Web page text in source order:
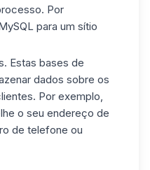
Por
para um sítio
Estas bases de
dados sobre os
Por exemplo,
o seu endereço de
de telefone ou